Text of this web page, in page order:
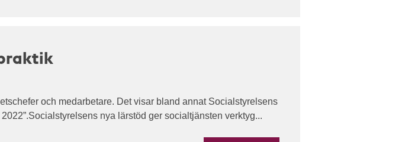
och medarbetare. Det visar bland annat Socialstyrelsens
nya lärstöd ger socialtjänsten verktyg...